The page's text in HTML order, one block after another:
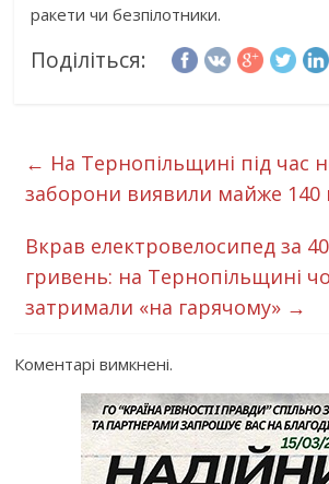
ракети чи безпілотники.
Поділіться:
← На Тернопільщині під час
заборони виявили майже
Вкрав електровелосипед за
гривень: на Тернопільщині
затримали «на гарячому» →
Коментарі вимкнені.